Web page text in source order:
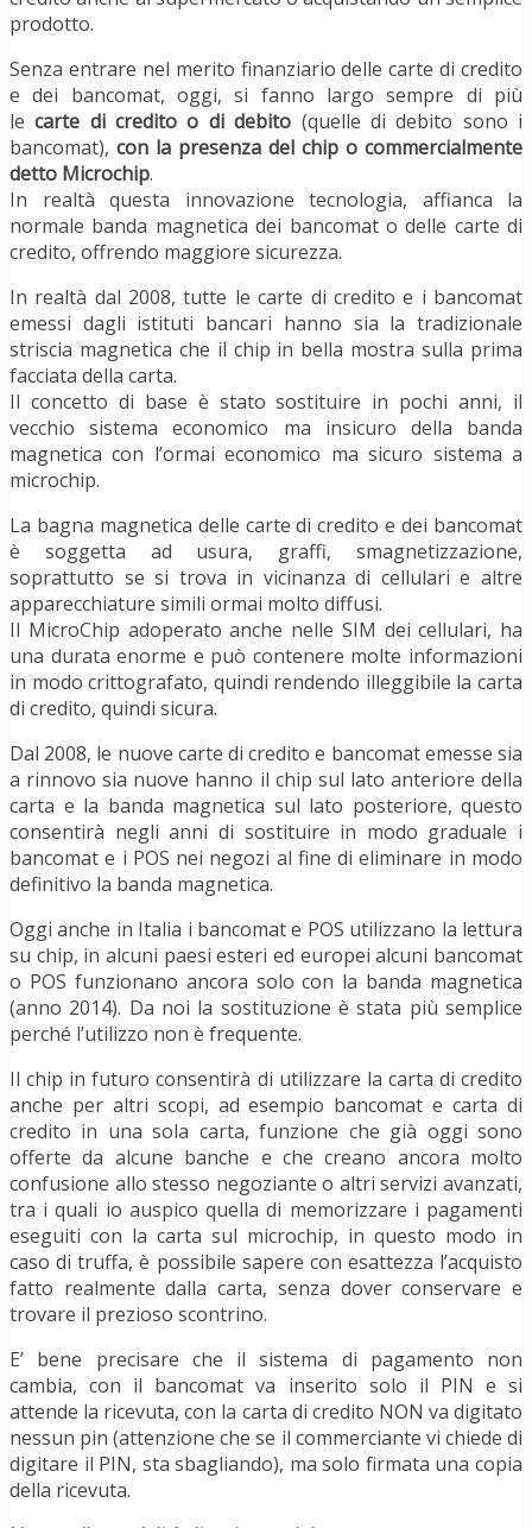
prodotto.
Senza entrare nel merito finanziario delle carte di credito
e dei bancomat, oggi, si fanno largo sempre di più
lecarte di credito o di debito (quelle di debito sono i
bancomat), con la presenza del chip o commercialmente
detto Microchip.
In realtà questa innovazione tecnologia, affianca la
normale banda magnetica dei bancomat o delle carte di
credito, offrendo maggiore sicurezza.
In realtà dal 2008, tutte le carte di credito e i bancomat
emessi dagli istituti bancari hanno sia la tradizionale
striscia magnetica che il chip in bella mostra sulla prima
facciata della carta.
Il concetto di base è stato sostituire in pochi anni, il
vecchio sistema economico ma insicuro della banda
magnetica con l’ormai economico ma sicuro sistema a
microchip.
La bagna magnetica delle carte di credito e dei bancomat
è soggetta ad usura, graffi, smagnetizzazione,
soprattutto se si trova in vicinanza di cellulari e altre
apparecchiature simili ormai molto diffusi.
Il MicroChip adoperato anche nelle SIM dei cellulari, ha
una durata enorme e può contenere molte informazioni
in modo crittografato, quindi rendendo illeggibile la carta
di credito, quindi sicura.
Dal 2008, le nuove carte di credito e bancomat emesse sia
a rinnovo sia nuove hanno il chip sul lato anteriore della
carta e la banda magnetica sul lato posteriore, questo
consentirà negli anni di sostituire in modo graduale i
bancomat e i POS nei negozi al fine di eliminare in modo
definitivo la banda magnetica.
Oggi anche in Italia i bancomat e POS utilizzano la lettura
su chip, in alcuni paesi esteri ed europei alcuni bancomat
o POS funzionano ancora solo con la banda magnetica
(anno 2014). Da noi la sostituzione è stata più semplice
perché l’utilizzo non è frequente.
Il chip in futuro consentirà di utilizzare la carta di credito
anche per altri scopi, ad esempio bancomat e carta di
credito in una sola carta, funzione che già oggi sono
offerte da alcune banche e che creano ancora molto
confusione allo stesso negoziante o altri servizi avanzati,
tra i quali io auspico quella di memorizzare i pagamenti
eseguiti con la carta sul microchip, in questo modo in
caso di truffa, è possibile sapere con esattezza l’acquisto
fatto realmente dalla carta, senza dover conservare e
trovare il prezioso scontrino.
E’ bene precisare che il sistema di pagamento non
cambia, con il bancomat va inserito solo il PIN e si
attende la ricevuta, con la carta di credito NON va digitato
nessun pin (attenzione che se il commerciante vi chiede di
digitare il PIN, sta sbagliando), ma solo firmata una copia
della ricevuta.